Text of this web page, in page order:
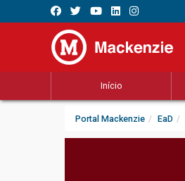
Início
Portal Mackenzie EaD